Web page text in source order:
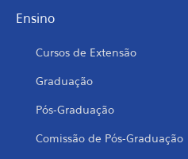
Ensino
Cursos de Extensão
Graduação
Pós-Graduação
Comissão de Pós-Graduação